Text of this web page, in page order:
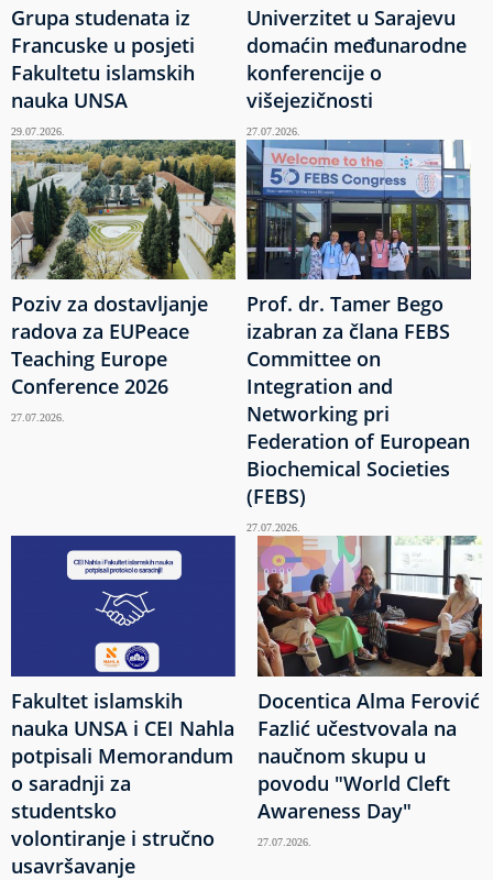
Grupa studenata iz
Francuske u posjeti
Fakultetu islamskih
nauka UNSA
29.07.2026.
Univerzitet u Sarajevu
domaćin međunarodne
konferencije o
višejezičnosti
27.07.2026.
Poziv za dostavljanje
radova za EUPeace
Teaching Europe
Conference 2026
27.07.2026.
Prof. dr. Tamer Bego
izabran za člana FEBS
Committee on
Integration and
Networking pri
Federation of European
Biochemical Societies
(FEBS)
27.07.2026.
Fakultet islamskih
nauka UNSA i CEI Nahla
potpisali Memorandum
o saradnji za
studentsko
volontiranje i stručno
usavršavanje
Docentica Alma Ferović
Fazlić učestvovala na
naučnom skupu u
povodu "World Cleft
Awareness Day"
27.07.2026.